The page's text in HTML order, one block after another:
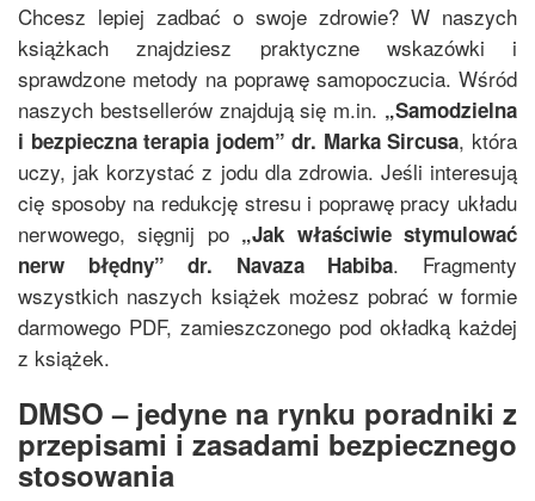
Chcesz lepiej zadbać o swoje zdrowie? W naszych
książkach znajdziesz praktyczne wskazówki i
sprawdzone metody na poprawę samopoczucia. Wśród
naszych bestsellerów znajdują się m.in. „Samodzielna
i bezpieczna terapia jodem”dr. Marka Sircusa, która
uczy, jak korzystać z jodu dla zdrowia. Jeśli interesują
cię sposoby na redukcję stresu i poprawę pracy układu
nerwowego, sięgnij po „Jak właściwie stymulować
nerw błędny”dr. Navaza Habiba. Fragmenty
wszystkich naszych książek możesz pobrać w formie
darmowego PDF, zamieszczonego pod okładką każdej
z książek.
DMSO – jedyne na rynku poradniki z
przepisami i zasadami bezpiecznego
stosowania